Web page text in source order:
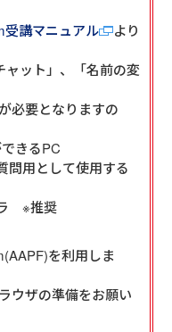
受講マニュアル
より
ット」、「名前の変
必要となりますの
きるPC
問用として使用する
※推奨
を利用しま
ウザの準備をお願い